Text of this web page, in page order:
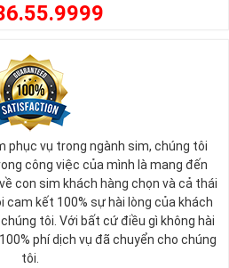
phục vụ trong ngành sim, chúng tôi
công việc của mình là mang đến
con sim khách hàng chọn và cả thái
cam kết 100% sự hài lòng của khách
tôi. Với bất cứ điều gì không hài
phí dịch vụ đã chuyển cho chúng
tôi.